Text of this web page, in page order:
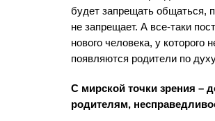
будет запрещать общаться,
не запрещает. А все-таки
нового человека, у которого
появляются родители по
С мирской точки зрения –
родителям,